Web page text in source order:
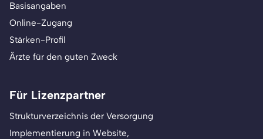
Basisangaben
Online-Zugang
Stärken-Profil
Ärzte für den guten Zweck
Für Lizenzpartner
Strukturverzeichnis der Versorgung
Implementierung in Website,